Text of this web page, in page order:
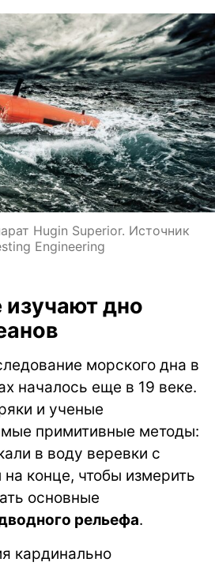
Hugin Superior. Источник
Engineering
дно
морского дна в
началось еще в 19 веке.
и ученые
примитивные методы:
в воду веревки с
конце, чтобы измерить
основные
рельефа.
кардинально